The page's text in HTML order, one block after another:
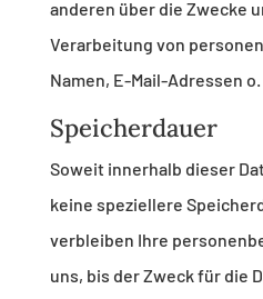
anderen über die Zwecke
Verarbeitung von
Namen, E-Mail-Adressen
Speicherdauer
Soweit innerhalb dieser
keine speziellere
verbleiben Ihre
uns, bis der Zweck für die